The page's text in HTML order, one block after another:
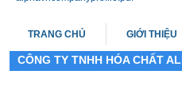
TRANG CHỦ GIỚI THIỆU
CÔNG TY TNHH HÓA CHẤT